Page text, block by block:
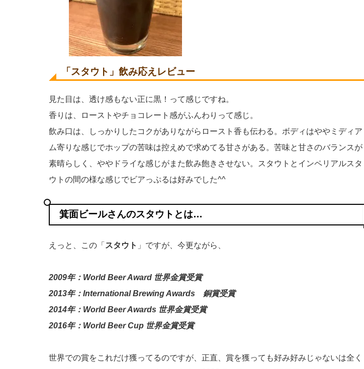
「スタウト」飲み応えレビュー
見た目は、透け感もない正に黒！って感じですね。
香りは、ローストやチョコレート感がふんわりって感じ。
飲み口は、しっかりしたコクがありながらロースト香も伝わる。ボディはややミディア
ム寄りな感じでホップの苦味は控えめで求めてる甘さがある。苦味と甘さのバランスが
素晴らしく、ややドライな感じがまた飲み飽きさせない。スタウトとインペリアルスタ
ウトの間の様な感じでビアっぷるは好みでした^^
箕面ビールさんのスタウトとは…
えっと、この「 スタウト 」ですが、今更ながら、
2009年：World Beer Award 世界金賞受賞
2013年：International Brewing Awards 銅賞受賞
2014年：World Beer Awards 世界金賞受賞
2016年：World Beer Cup 世界金賞受賞
世界での賞をこれだけ獲ってるのですが、正直、賞を獲っても好み好みじゃないは全く